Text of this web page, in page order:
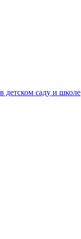
детском саду и школе